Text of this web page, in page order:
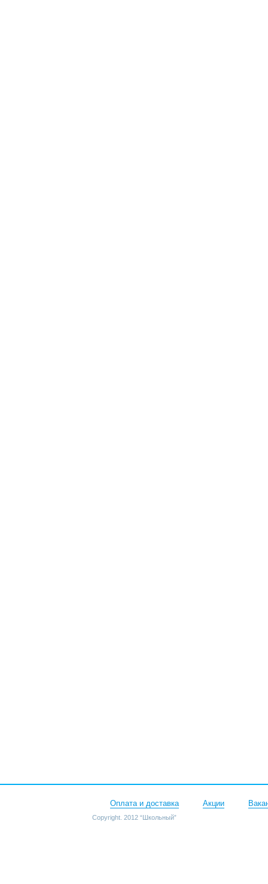
Оплата и доставка Акции
Copyright. 2012 “Школьный”